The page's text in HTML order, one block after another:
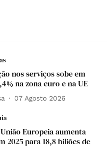
nos serviços sobe em
na zona euro e na UE
07 Agosto 2026
Europeia aumenta
2025 para 18,8 biliões de